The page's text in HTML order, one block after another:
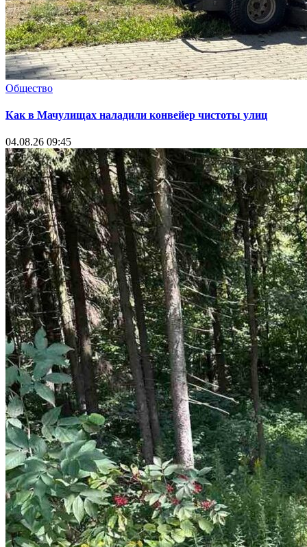
Общество
Как в Мачулищах наладили конвейер чистоты улиц
04.08.26 09:45